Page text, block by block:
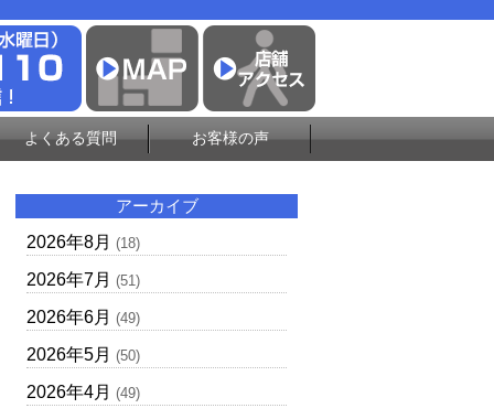
よくある質問 お客様の声
アーカイブ
2026年8月 (18)
2026年7月 (51)
2026年6月 (49)
2026年5月 (50)
2026年4月 (49)